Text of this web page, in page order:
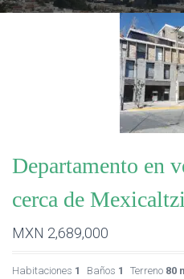
Departamento en
cerca de
MXN 2,689,000
Habitaciones 1 Baños 1 Terreno 80